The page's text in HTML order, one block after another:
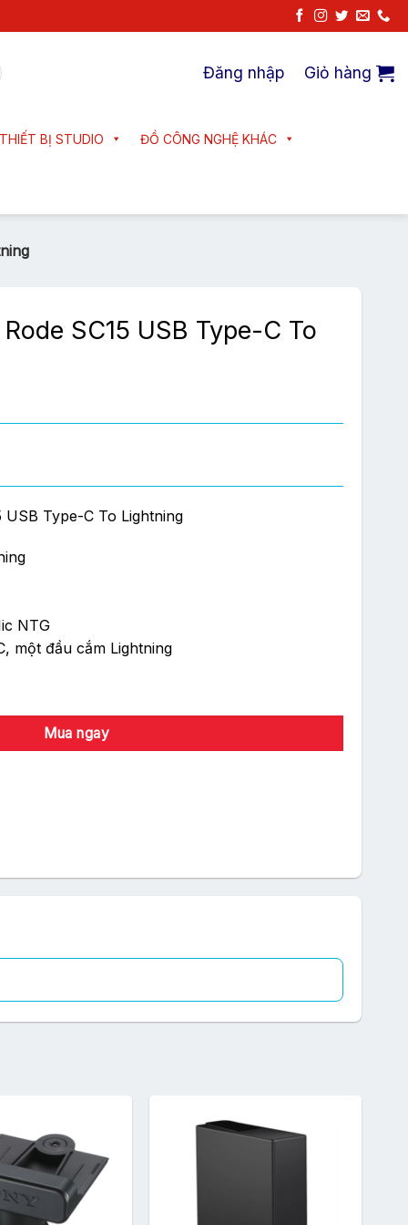
Đăng nhập Giỏ hàng
THIẾT BỊ STUDIO ĐỒ CÔNG NGHỆ KHÁC
SC15 USB Type-C To
USB Type-C To Lightning
NTG
một đầu cắm Lightning
Type-C To Lightning số lượng
Mua ngay